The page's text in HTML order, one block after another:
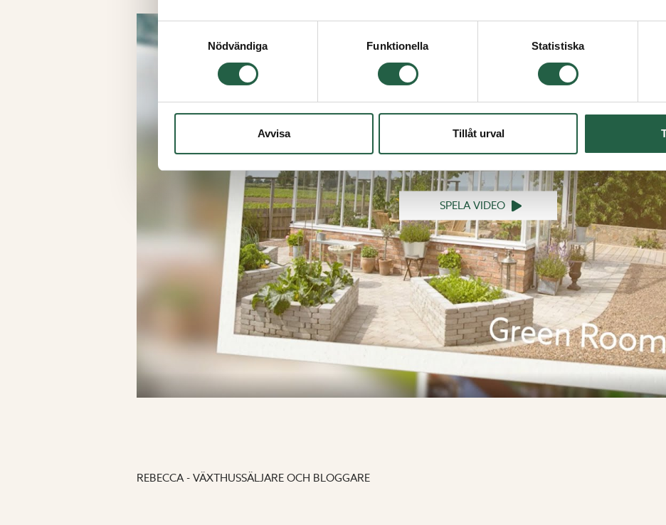
Ta reda på mer om cookies Googles sekretesspolicy
Nödvändiga
Funktionella Statistiska
Avvisa Tillåt urval
SPELA VIDEO
REBECCA- VÄXTHUSSÄLJARE OCH BLOGGARE